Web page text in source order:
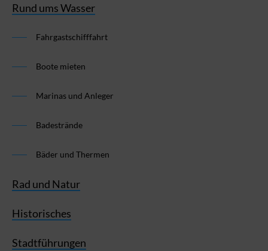
Rund ums Wasser
Fahrgastschifffahrt
Boote mieten
Marinas und Anleger
Badestrände
Bäder und Thermen
Rad und Natur
Historisches
Stadtführungen